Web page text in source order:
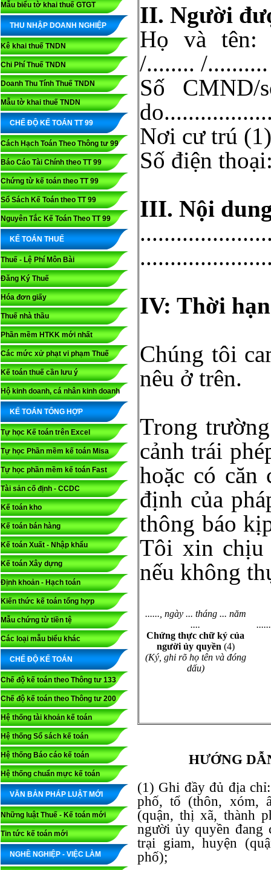
Mẫu biểu tờ khai thuế GTGT
THU NHẬP DOANH NGHIỆP
Kê khai thuế TNDN
Chi Phí Thuế TNDN
Doanh Thu Tính Thuế TNDN
Mẫu tờ khai thuế TNDN
CHẾ ĐỘ KẾ TOÁN TT 99
Cách Hạch Toán Theo Thông tư 99
Báo Cáo Tài Chính theo TT 99
Chứng từ kế toán theo TT 99
Sổ Sách Kế Toán theo TT 99
Nguyên Tắc Kế Toán Theo TT 99
KẾ TOÁN THUẾ
Thuế - Lệ Phí Môn Bài
Đăng Ký Thuế
Hóa đơn giấy
Thuế nhà thầu
Phần mềm HTKK mới nhất
Các mức xử phạt vi phạm Thuế
Kế toán thuế cần lưu ý
Hộ kinh doanh, cá nhân kinh doanh
KẾ TOÁN TỔNG HỢP
Tự học Kế toán trên Excel
Tự học Phần mềm kế toán Misa
Tự học phần mềm kế toán Fast
Tài sản cố định - CCDC
Kế toán kho
Kế toán bán hàng
Kế toán Xuất - Nhập khẩu
Kế toán Xây dựng
Định khoản - Hạch toán
Kiến thức kế toán tổng hợp
Mẫu chứng từ tiền tệ
Các loại mẫu biểu khác
CHẾ ĐỘ KẾ TOÁN
Chế độ kế toán theo Thông tư 133
Chế độ kế toán theo Thông tư 200
Hệ thống tài khoản kế toán
Hệ thống Sổ sách kế toán
Hệ thống Báo cáo kế toán
Hệ thống chuẩn mực kế toán
VĂN BẢN PHÁP LUẬT MỚI
Những luật Thuế - Kế toán mới
Tin tức kế toán mới
NGHỀ NGHIỆP - VIỆC LÀM
II. Người
Họ và tên:
/........ /..........
Số CMND/
Nơi cư trú
Số điện
III. Nội
IV: Thời
Chúng tôi
nêu ở trên.
Trong
cảnh trái
hoặc có
định của
thông báo
Tôi xin chịu
nếu không
......, ngày ... tháng ... năm
....
Chứng thực chữ ký của
người ủy quyền (4)
(Ký, ghi rõ họ tên và đóng
dấu)
HƯỚNG
(1) Ghi đầy đủ địa
phố, tổ (thôn, xóm,
(quận, thị xã, thành
người ủy quyền đang
trại giam, huyện
phố);